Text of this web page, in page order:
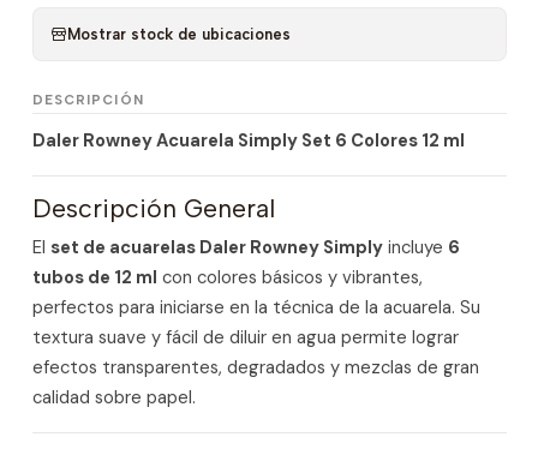
Mostrar stock de ubicaciones
DESCRIPCIÓN
Daler Rowney Acuarela Simply Set 6 Colores 12 ml
Descripción General
El set de acuarelas Daler Rowney Simplyincluye 6
tubos de 12 ml con colores básicos y vibrantes,
perfectos para iniciarse en la técnica de la acuarela. Su
textura suave y fácil de diluir en agua permite lograr
efectos transparentes, degradados y mezclas de gran
calidad sobre papel.